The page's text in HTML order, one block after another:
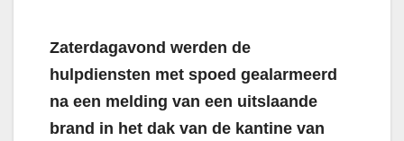
Zaterdagavond werden de
hulpdiensten met spoed gealarmeerd
na een melding van een uitslaande
brand in het dak van de kantine van